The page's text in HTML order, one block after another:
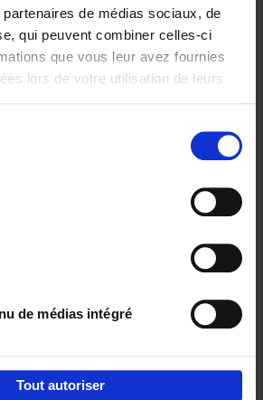
de médias sociaux, de
qui peuvent combiner celles-ci
que vous leur avez fournies
lors de votre utilisation de leurs
de médias intégré
Tout autoriser
29,99
Digital marketing like a PRO -
completely revised edition (EN)